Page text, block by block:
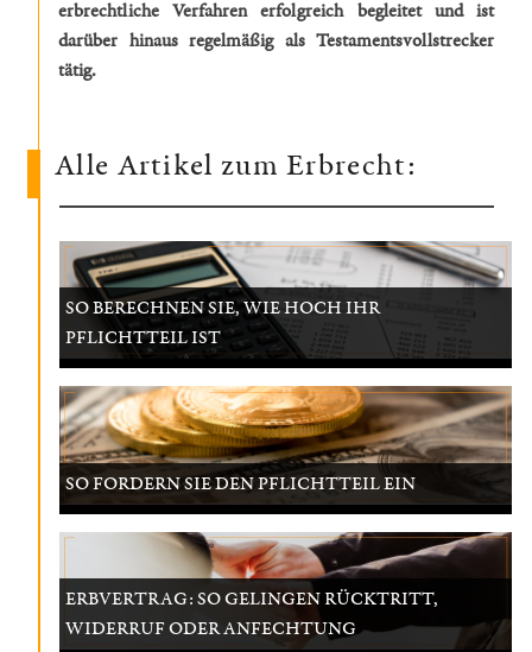
erbrechtliche Verfahren erfolgreich begleitet und ist
darüber hinaus regelmäßig als Testamentsvollstrecker
tätig.
Alle Artikel zum Erbrecht:
SO BERECHNEN SIE, WIE HOCH IHR
PFLICHTTEIL IST
SO FORDERN SIE DEN PFLICHTTEIL EIN
ERBVERTRAG: SO GELINGEN RÜCKTRITT,
WIDERRUF ODER ANFECHTUNG